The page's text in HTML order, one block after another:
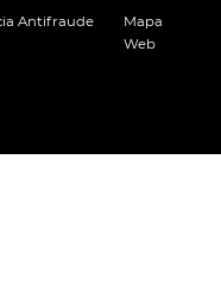
Antifraude
Mapa
Web